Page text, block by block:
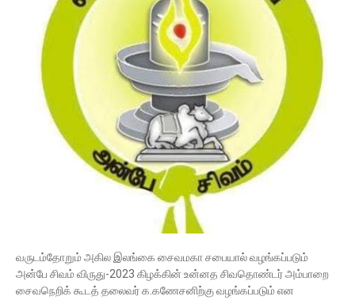
வருடம்தோறும் அகில இலங்கை சைவமகா சபையால் வழங்கப்படும்
அன்பே சிவம் விருது-2023 கிழக்கின் உன்னத சிவதொண்டர் அம்பாறை
சைவநெறிக் கூடத் தலைவர் க.கணேசனிற்கு வழங்கப்படும் என